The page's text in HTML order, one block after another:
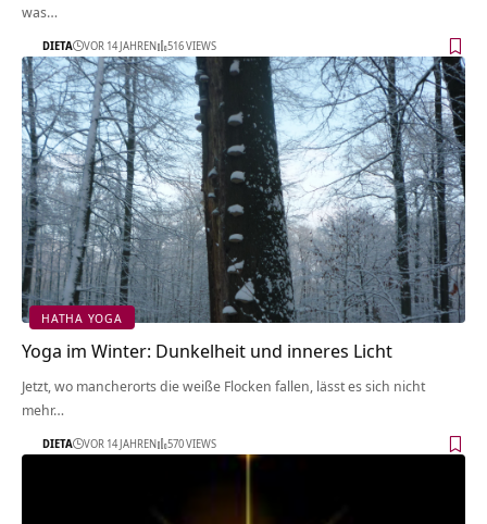
was…
DIETA VOR 14 JAHREN 516 VIEWS
HATHA YOGA
Yoga im Winter: Dunkelheit und inneres Licht
Jetzt, wo mancherorts die weiße Flocken fallen, lässt es sich nicht
mehr…
DIETA VOR 14 JAHREN 570 VIEWS